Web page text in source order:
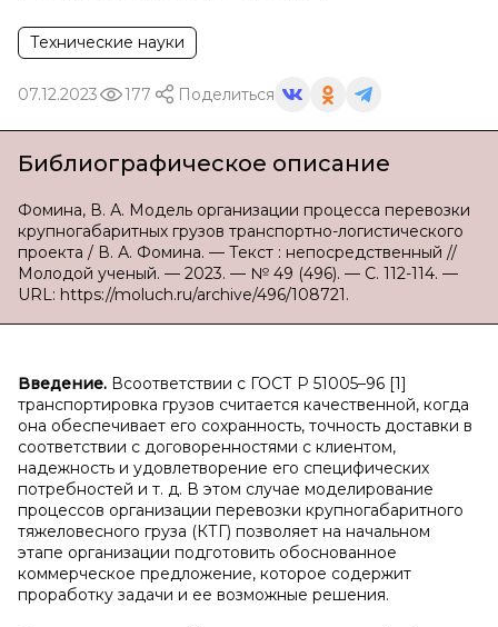
Технические науки
07.12.2023 177 Поделиться
Библиографическое описание
Фомина, В. А. Модель организации процесса перевозки
крупногабаритных грузов транспортно-логистического
проекта / В. А. Фомина. — Текст : непосредственный //
Молодой ученый. — 2023. — № 49 (496). — С. 112-114. —
URL: https://moluch.ru/archive/496/108721.
Введение. Всоответствии с ГОСТ Р 51005–96 [1]
транспортировка грузов считается качественной, когда
она обеспечивает его сохранность, точность доставки в
соответствии с договоренностями с клиентом,
надежность и удовлетворение его специфических
потребностей и т. д. В этом случае моделирование
процессов организации перевозки крупногабаритного
тяжеловесного груза (КТГ) позволяет на начальном
этапе организации подготовить обоснованное
коммерческое предложение, которое содержит
проработку задачи и ее возможные решения.